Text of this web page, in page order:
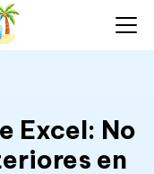
Excel: No
en